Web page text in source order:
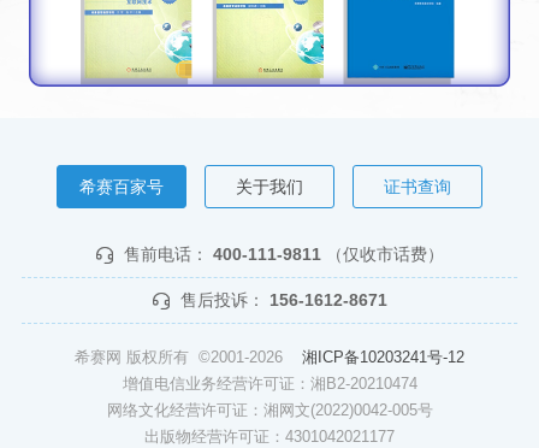
希赛百家号 关于我们 证书查询
售前电话： 400-111-9811 （仅收市话费）
售后投诉： 156-1612-8671
希赛网 版权所有 ©2001-2026 湘ICP备10203241号-12
增值电信业务经营许可证：湘B2-20210474
网络文化经营许可证：湘网文(2022)0042-005号
出版物经营许可证：4301042021177